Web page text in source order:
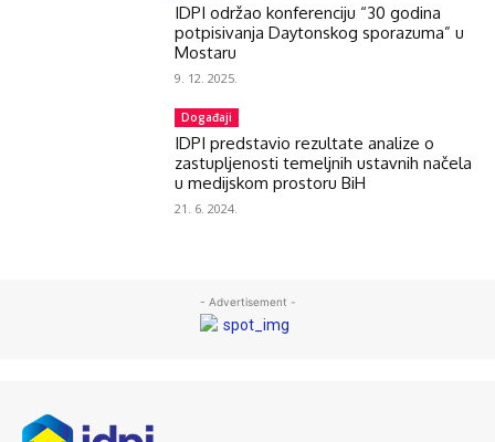
IDPI održao konferenciju “30 godina
potpisivanja Daytonskog sporazuma” u
Mostaru
9. 12. 2025.
Događaji
IDPI predstavio rezultate analize o
zastupljenosti temeljnih ustavnih načela
u medijskom prostoru BiH
21. 6. 2024.
- Advertisement -